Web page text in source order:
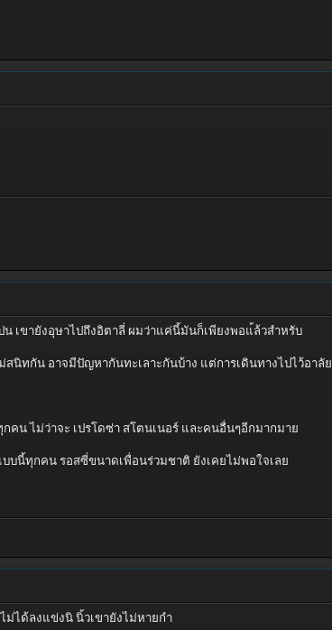
เขายังอุษาไปถึงอิตาลี่ ผมว่าแค่นี้มันก็เพียงพอแ้ล้วสำหรับ
นิทกัน อาจมีปัญหากันทะเลาะกันบ้าง แต่การเดินทางไปไว้อาลัย
น ไม่ว่าจะ เปรโดซ่า สโตนเนอร์ และคนอื่นๆอีกมากมาย
นี้ทุกคน รอสซี่ขนาดเพื่อนร่วมชาติ ยังเคยไม่พอใจเลย
ม่ได้ลงแข่งนิ นิ้วเขายังไม่หายกำ